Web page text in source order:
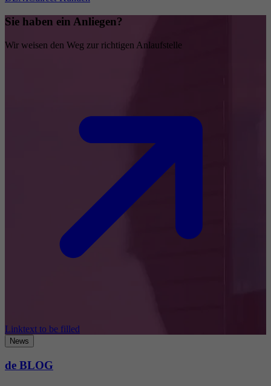
Sie haben ein Anliegen?
Wir weisen den Weg zur richtigen Anlaufstelle
Linktext to be filled
News
de BLOG